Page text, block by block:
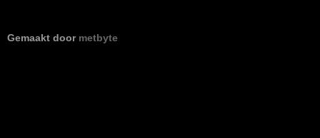
Gemaakt door metbyte